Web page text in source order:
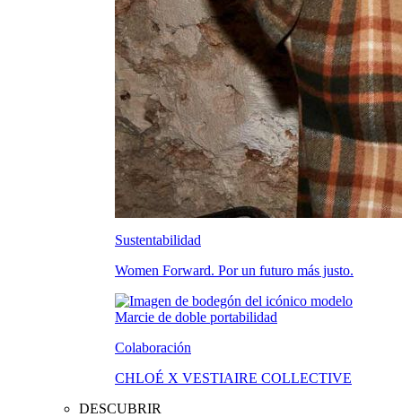
Sustentabilidad
Women Forward. Por un futuro más justo.
Colaboración
CHLOÉ X VESTIAIRE COLLECTIVE
DESCUBRIR